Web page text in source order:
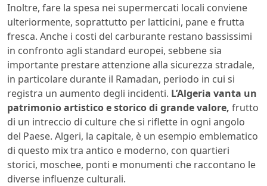
Inoltre, fare la spesa nei supermercati locali conviene
ulteriormente, soprattutto per latticini, pane e frutta
fresca. Anche i costi del carburante restano bassissimi
in confronto agli standard europei, sebbene sia
importante prestare attenzione alla sicurezza stradale,
in particolare durante il Ramadan, periodo in cui si
registra un aumento degli incidenti. L’Algeria vanta un
patrimonio artistico e storico di grande valore, frutto
di un intreccio di culture che si riflette in ogni angolo
del Paese. Algeri, la capitale, è un esempio emblematico
di questo mix tra antico e moderno, con quartieri
storici, moschee, ponti e monumenti che raccontano le
diverse influenze culturali.